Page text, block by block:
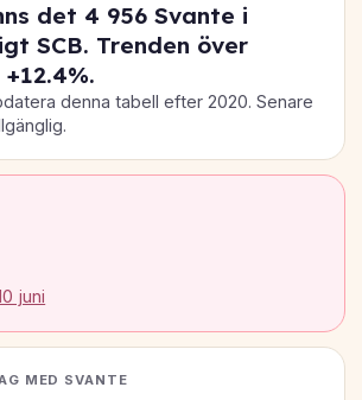
det 4 956 Svante i
SCB. Trenden över
+12.4%.
denna tabell efter 2020. Senare
juni
MED SVANTE